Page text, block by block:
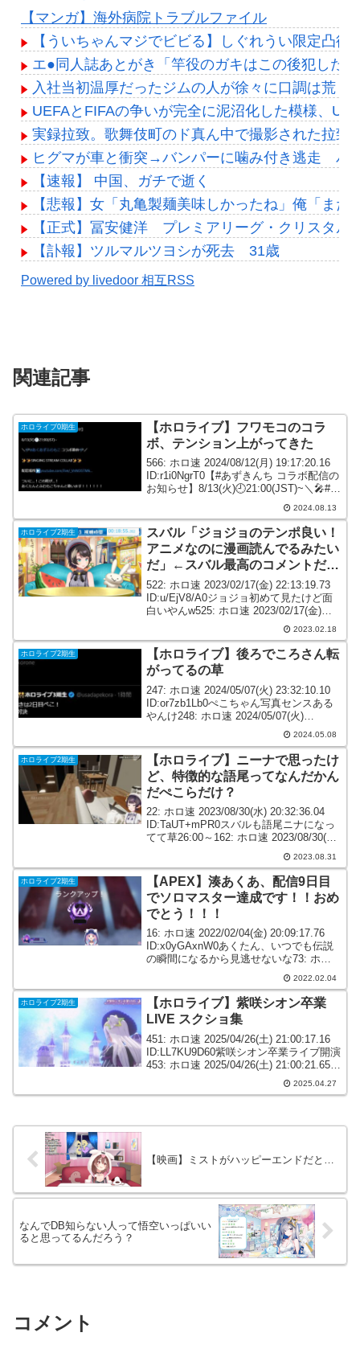
【マンガ】海外病院トラブルファイル
【ういちゃんマジでビビる】しぐれうい限定凸待
エ●同人誌あとがき「竿役のガキはこの後犯した
入社当初温厚だったジムの人が徐々に口調は荒
UEFAとFIFAの争いが完全に泥沼化した模様、
実録拉致。歌舞伎町のド真ん中で撮影された拉致
ヒグマが車と衝突→バンパーに噛み付き逃走 バ
【速報】 中国、ガチで逝く
【悲報】女「丸亀製麺美味しかったね」俺「ま
【正式】冨安健洋 プレミアリーグ・クリスタ
【訃報】ツルマルツヨシが死去 31歳
Powered by livedoor 相互RSS
関連記事
ホロライブ0期生
【ホロライブ】フワモコのコラ
ボ、テンション上がってきた
566: ホロ速 2024/08/12(月) 19:17:20.16
ID:r1i0NgrT0【#あずきんち コラボ配信の
お知らせ】8/13(火)🕘21:00(JST)~＼🎤#あ
くあずふわもこ コラボ歌枠🎤／2024.08.13
ホロライブ2期生
スバル「ジョジョのテンポ良い！
アニメなのに漫画読んでるみたい
だ」←スバル最高のコメントだよ
w
522: ホロ速 2023/02/17(金) 22:13:19.73
ID:u/EjV8/A0ジョジョ初めて見たけど面
白いやんw525: ホロ速 2023/02/17(金)
22:13:42.55 ID:mZ+L1qDf0初っ端からス
2023.02.18
ホロライブ2期生
【ホロライブ】後ろでころさん転
がってるの草
247: ホロ速 2024/05/07(火) 23:32:10.10
ID:or7zb1Lb0ぺこちゃん写真センスある
やんけ248: ホロ速 2024/05/07(火)
23:32:13.49 ID:HZG3jFyp0草楽しかっ
2024.05.08
ホロライブ2期生
【ホロライブ】ニーナで思ったけ
ど、特徴的な語尾ってなんだかん
だぺこらだけ？
22: ホロ速 2023/08/30(水) 20:32:36.04
ID:TaUT+mPR0スバルも語尾ニナになっ
てて草26:00～162: ホロ速 2023/08/30(水)
20:45:02.52 ID:TV7v3+IZ0ニーナで思っ
2023.08.31
ホロライブ2期生
【APEX】湊あくあ、配信9日目
でソロマスター達成です！！おめ
でとう！！！
16: ホロ速 2022/02/04(金) 20:09:17.76
ID:x0yGAxnW0あくたん、いつでも伝説
の瞬間になるから見逃せないな73: ホロ
速 2022/02/04(金) 20:12:28.46 2022.02.04
ホロライブ2期生
【ホロライブ】紫咲シオン卒業
LIVE スクショ集
451: ホロ速 2025/04/26(土) 21:00:17.16
ID:LL7KU9D60紫咲シオン卒業ライブ開演
453: ホロ速 2025/04/26(土) 21:00:21.65
ID:+LITwA4Z0見届けるぞ456: ホロ速 ...
2025.04.27
【映画】ミストがハッピーエンドだと…
なんでDB知らない人って悟空いっぱいい
ると思ってるんだろう？
コメント